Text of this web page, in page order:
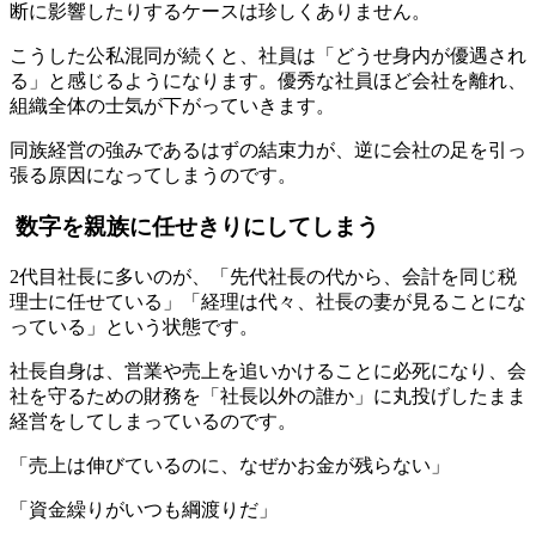
断に影響したりするケースは珍しくありません。
こうした公私混同が続くと、社員は「どうせ身内が優遇され
る」と感じるようになります。優秀な社員ほど会社を離れ、
組織全体の士気が下がっていきます。
同族経営の強みであるはずの結束力が、逆に会社の足を引っ
張る原因になってしまうのです。
数字を親族に任せきりにしてしまう
2代目社長に多いのが、「先代社長の代から、会計を同じ税
理士に任せている」「経理は代々、社長の妻が見ることにな
っている」という状態です。
社長自身は、営業や売上を追いかけることに必死になり、会
社を守るための財務を「社長以外の誰か」に丸投げしたまま
経営をしてしまっているのです。
「売上は伸びているのに、なぜかお金が残らない」
「資金繰りがいつも綱渡りだ」